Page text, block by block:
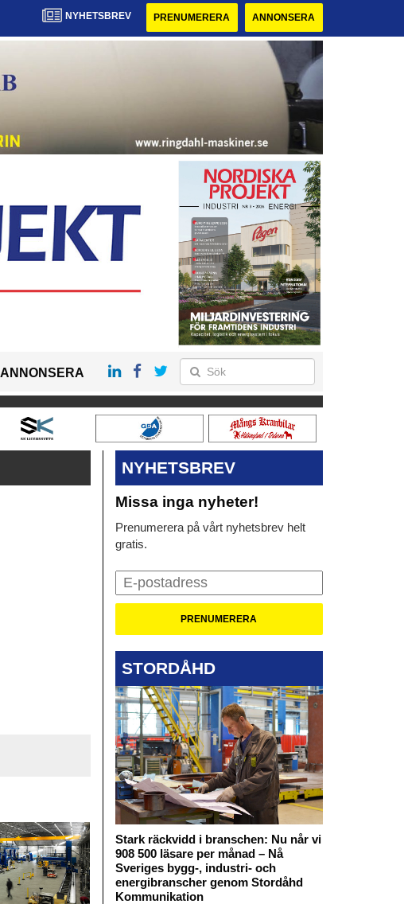
NYHETSBREV PRENUMERERA ANNONSERA
ANNONSERA
NYHETSBREV
Missa inga nyheter!
Prenumerera på vårt nyhetsbrev helt
gratis.
STORDÅHD
Stark räckvidd i branschen: Nu når vi
908 500 läsare per månad – Nå
Sveriges bygg-, industri- och
energibranscher genom Stordåhd
Kommunikation